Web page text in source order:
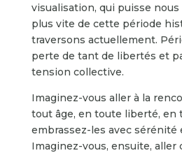
visualisation, qui puisse nous
plus vite de cette période
traversons actuellement.
perte de tant de libertés et
tension collective.
Imaginez-vous aller à la
tout âge, en toute liberté, en
embrassez-les avec sérénité
Imaginez-vous, ensuite, aller